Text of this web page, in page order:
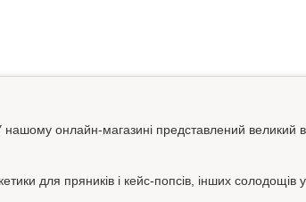
онлайн-магазині представлений великий
для пряників і кейс-попсів, інших солодощів